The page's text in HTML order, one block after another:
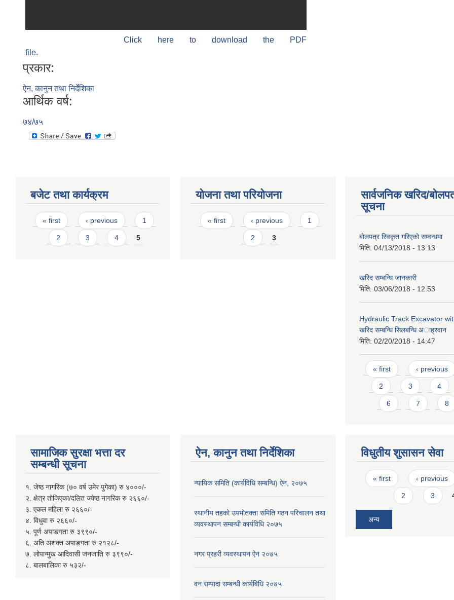
Click here to download the PDF
file.
प्रकार:
ऐन, कानुन तथा निर्देशिका
आर्थिक वर्ष:
७४/७५
बजेट तथा कार्यक्रम
Pages
« first ‹ previous 1
2 3 4 5
योजना तथा परियोजना
Pages
« first ‹ previous 1
2 3
सार्वजनिक खरिद/
सूचना
बाेलपत्र स्विकृत गरिएकाे सम्वन्धमा
मिति: 04/13/2018 - 13:13
खरिद सम्बन्धि जानकारी
मिति: 03/06/2018 - 12:53
Hydraulic Track Excavator
खरिद सम्बन्धि सिलबन्धि अाह्रवान
मिति: 02/20/2018 - 14:47
Pages
« first ‹ previous
2 3 4
6 7 8
सामाजिक सुरक्षा भत्ता दर
सम्बन्धी सूचना
१. जेष्ठ नागरिक (७० वर्ष उमेर पुगेका) रु ४०००/-
२. क्षेत्र तोकिएका/दलित ज्येष्ठ नागरिक रु २६६०/-
३. एकल महिला रु २६६०/-
४. विधुवा रु २६६०/-
५. पूर्ण अपाङगता रु ३९९०/-
६. अति अशक्त अपाङगता रु २१२८/-
७. लोपान्मुख आदिवासी जनजाति रु ३९९०/-
८. बालबालिका रु ५३२/-
ऐन, कानुन तथा निर्देशिका
न्यायिक समिति (कार्यविधि सम्बन्धि) ऐन, २०७५
स्थानीय तहकाे उपभोतक्ता समिति गठन परिचालन तथा
व्यवस्थापन सम्बन्धी कार्यविधि २०७५
नगर प्रहरी व्यवस्थापन ऐन २०७५
वन सम्पादा सम्बन्धी कार्यविधि २०७५
विधुतीय शुसासन सेवा
Pages
« first ‹ previous
2 3
अन्य